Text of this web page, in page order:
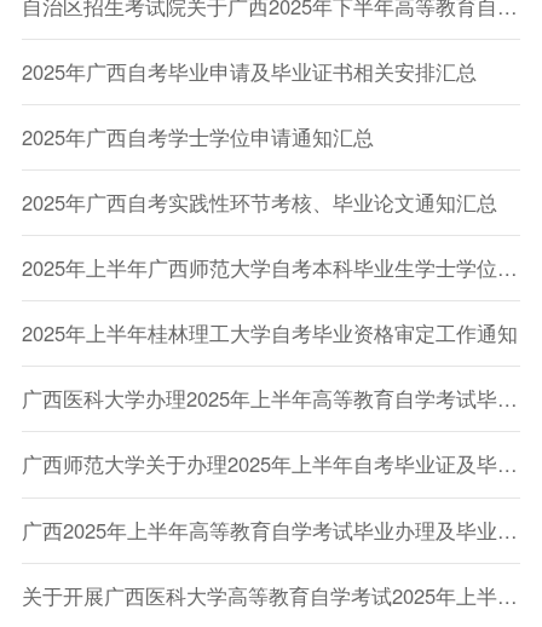
2025年广西自考毕业申请及毕业证书相关安排汇总
2025年广西自考学士学位申请通知汇总
2025年广西自考实践性环节考核、毕业论文通知汇总
2025年上半年广西师范大学自考本科毕业生学士学位申请工作的通知
2025年上半年桂林理工大学自考毕业资格审定工作通知
广西医科大学办理2025年上半年高等教育自学考试毕业资格审核工作的通知
广西师范大学关于办理2025年上半年自考毕业证及毕业证明书申请的通知
广西2025年上半年高等教育自学考试毕业办理及毕业证明书申办的公告
关于开展广西医科大学高等教育自学考试2025年上半年论文复评工作的通知